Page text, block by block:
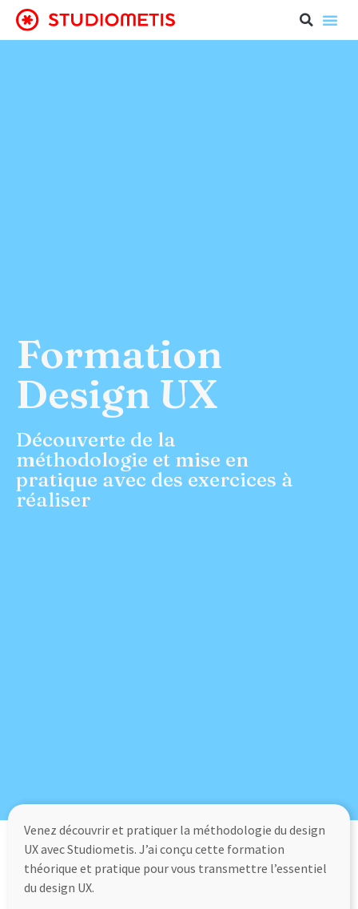
Formation
Design UX
Découverte de la
méthodologie et mise en
pratique avec des exercices à
réaliser
Venez découvrir et pratiquer la méthodologie du design
UXavec Studiometis. J’ai conçu cette formation
théorique et pratique pour vous transmettre l’essentiel
du design UX.